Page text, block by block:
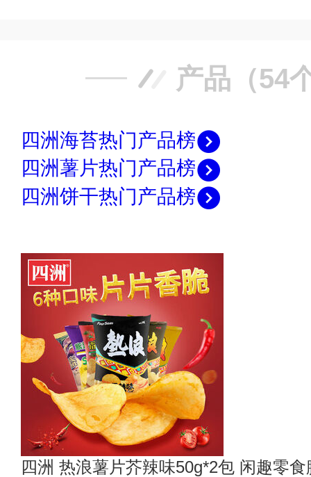
产品（54
四洲海苔热门产品榜
四洲薯片热门产品榜
四洲饼干热门产品榜
四洲 热浪薯片芥辣味50g*2包 闲趣零